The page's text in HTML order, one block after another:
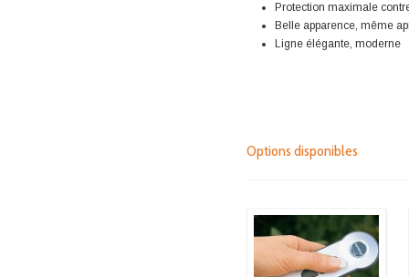
Protection maximale
Belle apparence, même
Ligne élégante, moderne
Options disponibles